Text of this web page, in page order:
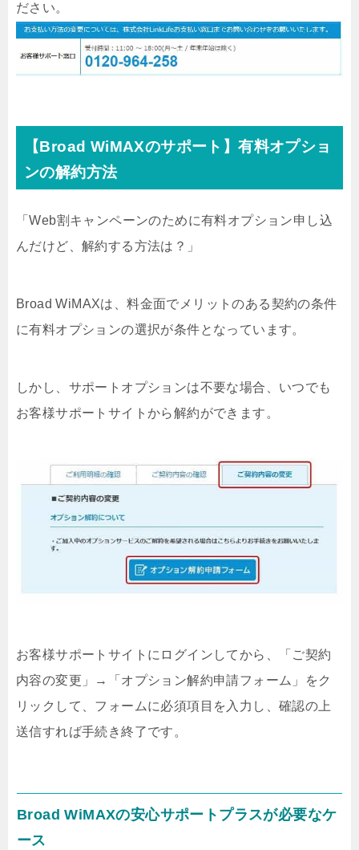
ださい。
【Broad WiMAXのサポート】有料オプショ
ンの解約方法
「Web割キャンペーンのために有料オプション申し込
んだけど、解約する方法は？」
Broad WiMAXは、料金面でメリットのある契約の条件
に有料オプションの選択が条件となっています。
しかし、サポートオプションは不要な場合、いつでも
お客様サポートサイトから解約ができます。
お客様サポートサイトにログインしてから、「ご契約
内容の変更」→「オプション解約申請フォーム」をク
リックして、フォームに必須項目を入力し、確認の上
送信すれば手続き終了です。
Broad WiMAXの安心サポートプラスが必要なケ
ース